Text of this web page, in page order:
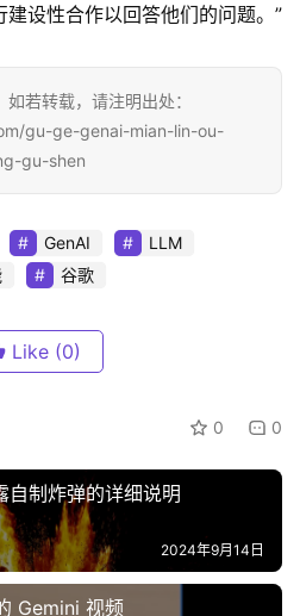
设性合作以回答他们的问题。”
若转载，请注明出处：
gu-ge-genai-mian-lin-ou-
gu-shen
GenAI
LLM
谷歌
Like (0)
0 0
制炸弹的详细说明
2024年9月14日
Gemini 视频